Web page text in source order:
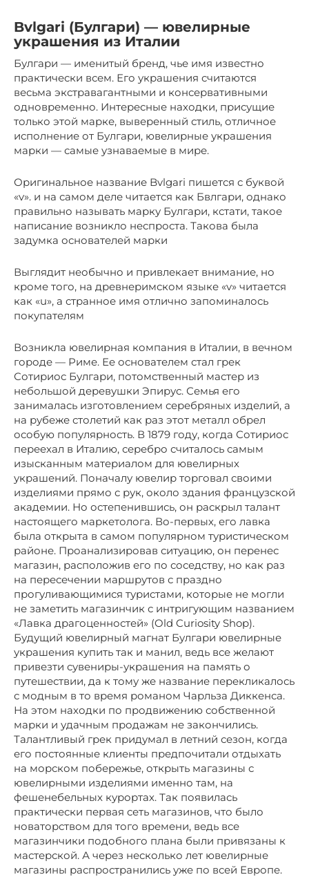
Bvlgari (Булгари) — ювелирные
украшения из Италии
Булгари — именитый бренд, чье имя известно
практически всем. Его украшения считаются
весьма экстравагантными и консервативными
одновременно. Интересные находки, присущие
только этой марке, выверенный стиль, отличное
исполнение от Булгари, ювелирные украшения
марки — самые узнаваемые в мире.
Оригинальное название Bvlgari пишется с буквой
«v». и на самом деле читается как Бвлгари, однако
правильно называть марку Булгари, кстати, такое
написание возникло неспроста. Такова была
задумка основателей марки
Выглядит необычно и привлекает внимание, но
кроме того, на древнеримском языке «v» читается
как «u», а странное имя отлично запоминалось
покупателям
Возникла ювелирная компания в Италии, в вечном
городе — Риме. Ее основателем стал грек
Сотириос Булгари, потомственный мастер из
небольшой деревушки Эпирус. Семья его
занималась изготовлением серебряных изделий, а
на рубеже столетий как раз этот металл обрел
особую популярность. В 1879 году, когда Сотириос
переехал в Италию, серебро считалось самым
изысканным материалом для ювелирных
украшений. Поначалу ювелир торговал своими
изделиями прямо с рук, около здания французской
академии. Но остепенившись, он раскрыл талант
настоящего маркетолога. Во-первых, его лавка
была открыта в самом популярном туристическом
районе. Проанализировав ситуацию, он перенес
магазин, расположив его по соседству, но как раз
на пересечении маршрутов с праздно
прогуливающимися туристами, которые не могли
не заметить магазинчик с интригующим названием
«Лавка драгоценностей» (Old Curiosity Shop).
Будущий ювелирный магнат Булгари ювелирные
украшения купить так и манил, ведь все желают
привезти сувениры-украшения на память о
путешествии, да к тому же название перекликалось
с модным в то время романом Чарльза Диккенса.
На этом находки по продвижению собственной
марки и удачным продажам не закончились.
Талантливый грек придумал в летний сезон, когда
его постоянные клиенты предпочитали отдыхать
на морском побережье, открыть магазины с
ювелирными изделиями именно там, на
фешенебельных курортах. Так появилась
практически первая сеть магазинов, что было
новаторством для того времени, ведь все
магазинчики подобного плана были привязаны к
мастерской. А через несколько лет ювелирные
магазины распространились уже по всей Европе.